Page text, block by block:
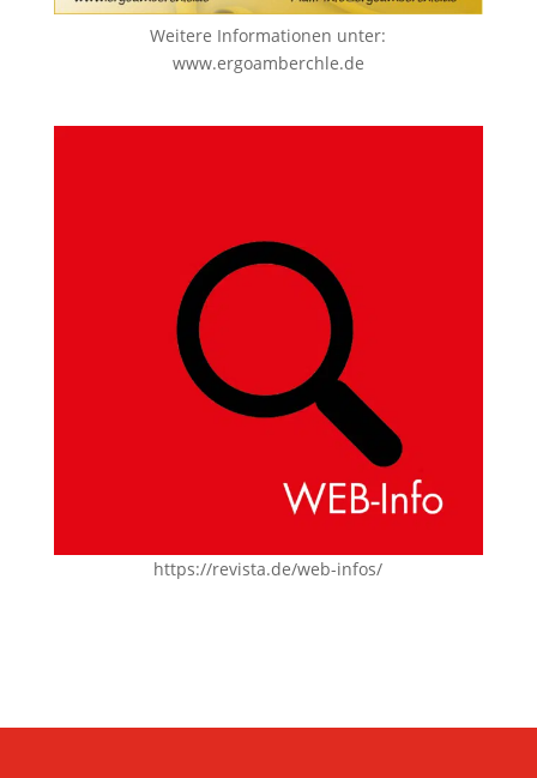
Weitere Informationen unter:
www.ergoamberchle.de
https://revista.de/web-infos/